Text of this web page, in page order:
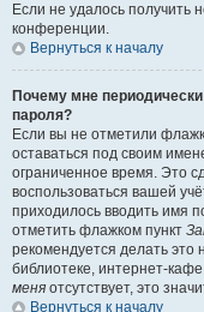
Если не удалось получить
конференции.
Вернуться к началу
Почему мне
пароля?
Если вы не отметили
оставаться под своим
ограниченное время. Это
воспользоваться вашей
приходилось вводить имя
отметить флажком пункт
рекомендуется делать
библиотеке, интернет-
меня отсутствует, это
Вернуться к началу